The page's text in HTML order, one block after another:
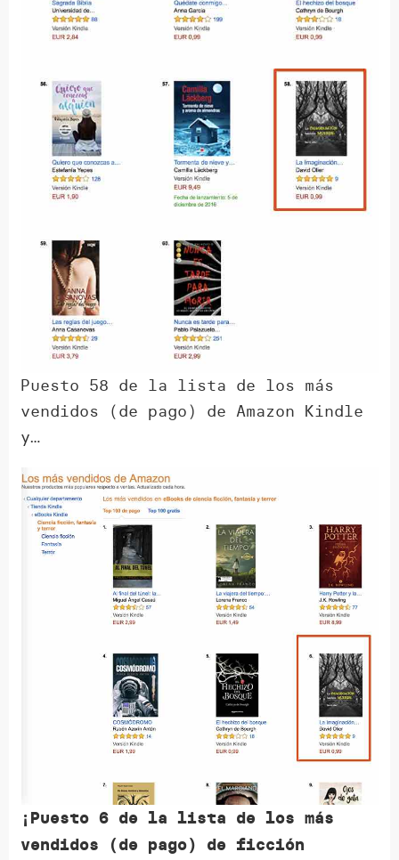
Puesto 58 de la lista de los más
vendidos (de pago) de Amazon Kindle
y…
¡Puesto 6 de la lista de los más
vendidos (de pago) de ficción